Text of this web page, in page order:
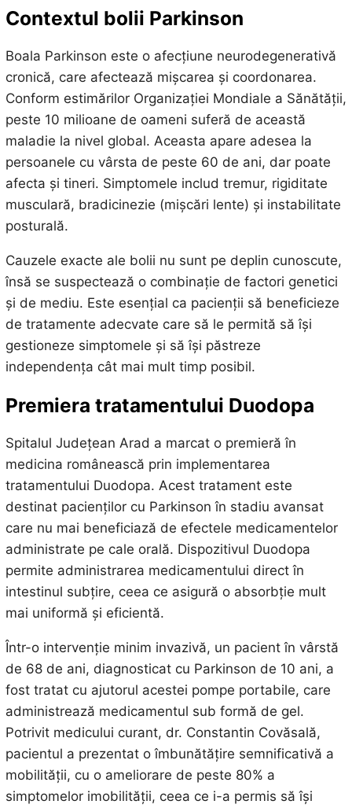
Contextul bolii Parkinson
Boala Parkinson este o afecțiune neurodegenerativă
cronică, care afectează mișcarea și coordonarea.
Conform estimărilor Organizației Mondiale a Sănătății,
peste 10 milioane de oameni suferă de această
maladie la nivel global. Aceasta apare adesea la
persoanele cu vârsta de peste 60 de ani, dar poate
afecta și tineri. Simptomele includ tremur, rigiditate
musculară, bradicinezie (mișcări lente) și instabilitate
posturală.
Cauzele exacte ale bolii nu sunt pe deplin cunoscute,
însă se suspectează o combinație de factori genetici
și de mediu. Este esențial ca pacienții să beneficieze
de tratamente adecvate care să le permită să își
gestioneze simptomele și să își păstreze
independența cât mai mult timp posibil.
Premiera tratamentului Duodopa
Spitalul Județean Arad a marcat o premieră în
medicina românească prin implementarea
tratamentului Duodopa. Acest tratament este
destinat pacienților cu Parkinson în stadiu avansat
care nu mai beneficiază de efectele medicamentelor
administrate pe cale orală. Dispozitivul Duodopa
permite administrarea medicamentului direct în
intestinul subțire, ceea ce asigură o absorbție mult
mai uniformă și eficientă.
Într-o intervenție minim invazivă, un pacient în vârstă
de 68 de ani, diagnosticat cu Parkinson de 10 ani, a
fost tratat cu ajutorul acestei pompe portabile, care
administrează medicamentul sub formă de gel.
Potrivit medicului curant, dr. Constantin Covăsală,
pacientul a prezentat o îmbunătățire semnificativă a
mobilității, cu o ameliorare de peste 80% a
simptomelor imobilității, ceea ce i-a permis să își